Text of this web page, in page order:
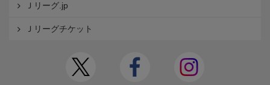
Ｊリーグ.jp
Ｊリーグチケット